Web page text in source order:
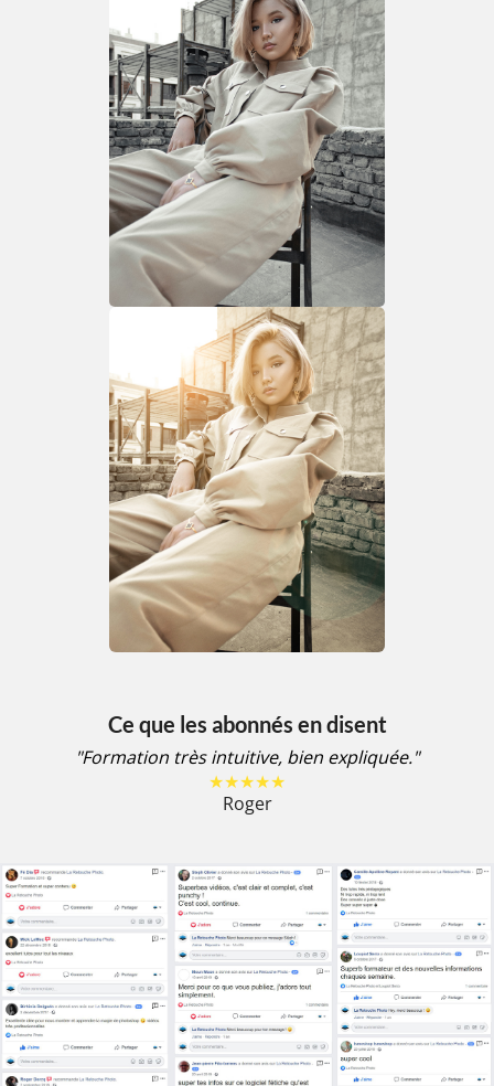
Ce que les abonnés en disent
"Formation très intuitive, bien expliquée."
★★★★★
Roger